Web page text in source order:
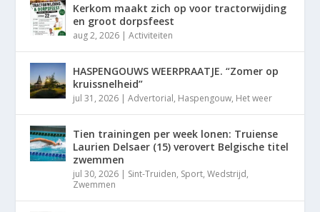
Kerkom maakt zich op voor tractorwijding
en groot dorpsfeest
aug 2, 2026 |Activiteiten
HASPENGOUWS WEERPRAATJE. “Zomer op
kruissnelheid”
jul 31, 2026 |Advertorial, Haspengouw, Het weer
Tien trainingen per week lonen: Truiense
Laurien Delsaer (15) verovert Belgische titel
zwemmen
jul 30, 2026 | Sint-Truiden, Sport,Wedstrijd,
Zwemmen